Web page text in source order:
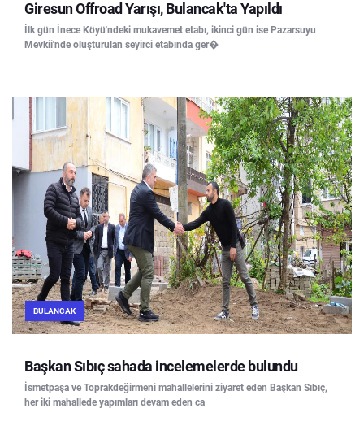
Giresun Offroad Yarışı, Bulancak'ta Yapıldı
İlk gün İnece Köyü'ndeki mukavemet etabı, ikinci gün ise Pazarsuyu
Mevkii'nde oluşturulan seyirci etabında ger�
BULANCAK
Başkan Sıbıç sahada incelemelerde bulundu
İsmetpaşa ve Toprakdeğirmeni mahallelerini ziyaret eden Başkan Sıbıç,
her iki mahallede yapımları devam eden ca